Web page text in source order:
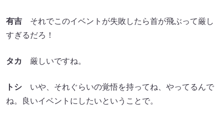
有吉 それでこのイベントが失敗したら首が飛ぶって厳し
すぎるだろ！
タカ 厳しいですね。
トシ いや、それぐらいの覚悟を持ってね、やってるんで
ね。良いイベントにしたいということで。